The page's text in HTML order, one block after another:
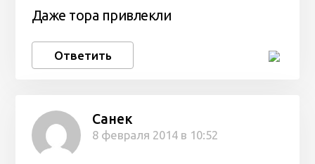
Даже тора привлекли
Ответить
Санек
8 февраля 2014 в 10:52